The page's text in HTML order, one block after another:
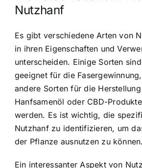
Nutzhanf
Es gibt verschiedene Arten von
in ihren Eigenschaften und
unterscheiden. Einige Sorten
geeignet für die
andere Sorten für die
Hanfsamenöl oder CBD-
werden. Es ist wichtig, die
Nutzhanf zu identifizieren, um
der Pflanze ausnutzen zu können.
Ein interessanter Aspekt von